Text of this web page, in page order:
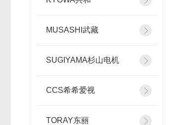
MUSASHI武藏
SUGIYAMA杉山电机
CCS希希爱视
TORAY东丽